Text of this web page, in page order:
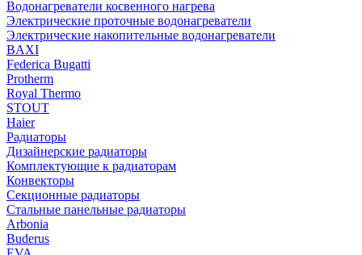
Водонагреватели косвенного нагрева
Электрические проточные водонагреватели
Электрические накопительные водонагреватели
BAXI
Federica Bugatti
Protherm
Royal Thermo
STOUT
Haier
Радиаторы
Дизайнерские радиаторы
Комплектующие к радиаторам
Конвекторы
Секционные радиаторы
Стальные панельные радиаторы
Arbonia
Buderus